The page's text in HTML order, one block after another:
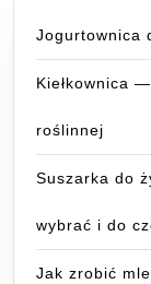
Jogurtownica
Kiełkownica
roślinnej
Suszarka do
wybrać i do
Jak zrobić